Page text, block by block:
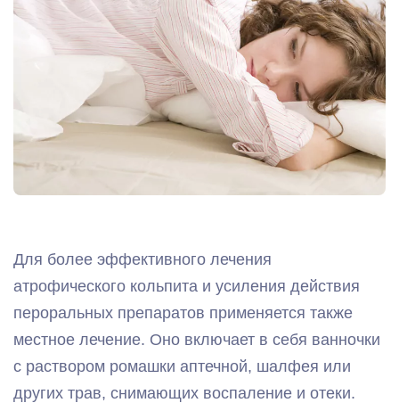
Для более эффективного лечения
атрофического кольпита и усиления действия
пероральных препаратов применяется также
местное лечение. Оно включает в себя ванночки
с раствором ромашки аптечной, шалфея или
других трав, снимающих воспаление и отеки.